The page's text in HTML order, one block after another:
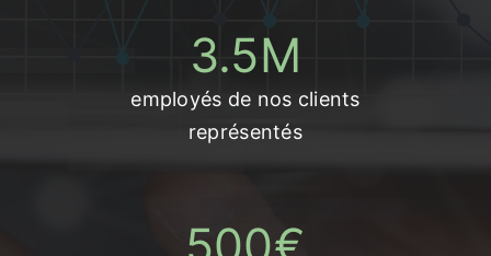
3.5M
employés de nos clients
représentés